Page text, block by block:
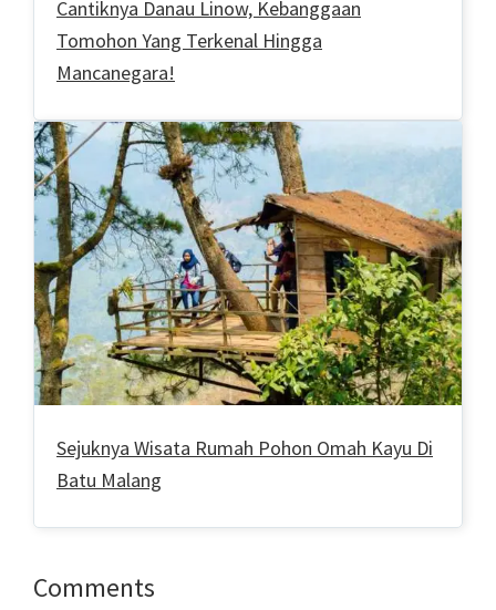
Cantiknya Danau Linow, Kebanggaan
Tomohon Yang Terkenal Hingga
Mancanegara!
Sejuknya Wisata Rumah Pohon Omah Kayu Di
Batu Malang
Reader
Comments